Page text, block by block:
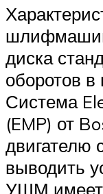
диска
оборотов
Система
(EMP) от
двигателю
выводить
УШМ имеет